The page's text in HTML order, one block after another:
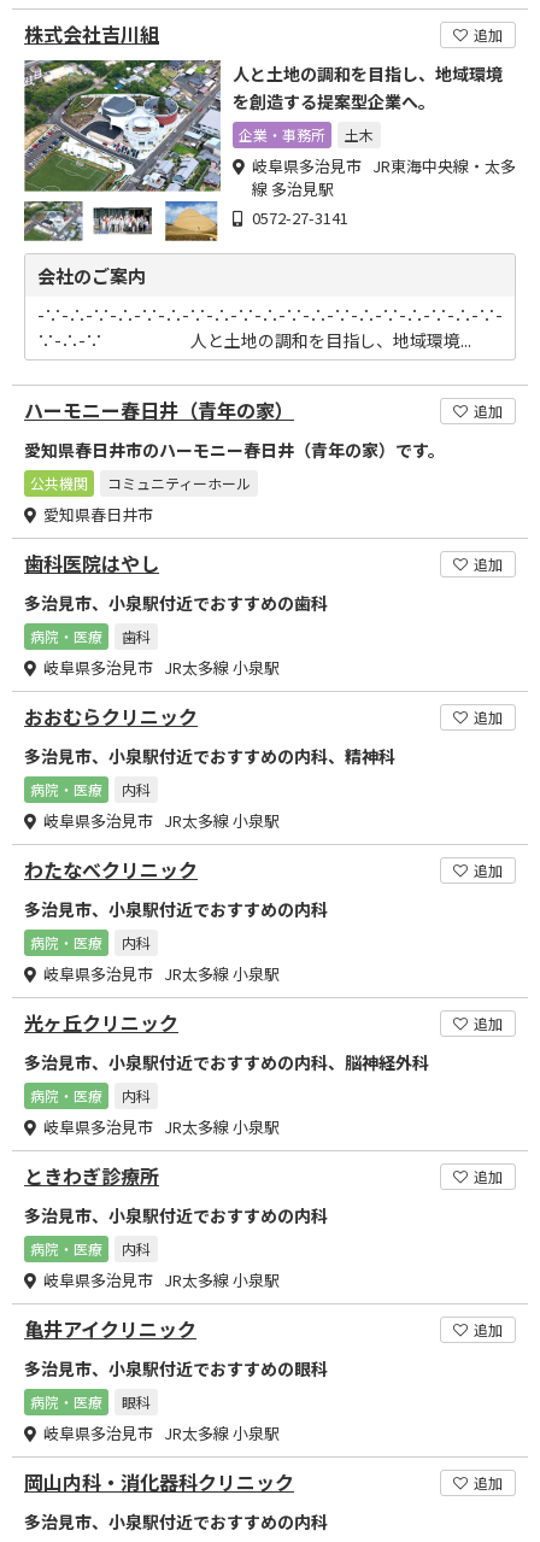
株式会社吉川組 追加
人と土地の調和を目指し、地域環境
を創造する提案型企業へ。
企業・事務所 土木
岐阜県多治見市 JR東海中央線・太多
線 多治見駅
0572-27-3141
会社のご案内
-∵-∴-∵-∴-∵-∴-∵-∴-∵-∴-∵-∴-∵-∴-∵-∴-∵-∴-∵-
∵-∴-∵ 人と土地の調和を目指し、地域環境...
ハーモニー春日井（青年の家） 追加
愛知県春日井市のハーモニー春日井（青年の家）です。
公共機関 コミュニティーホール
愛知県春日井市
歯科医院はやし 追加
多治見市、小泉駅付近でおすすめの歯科
病院・医療 歯科
岐阜県多治見市 JR太多線 小泉駅
おおむらクリニック 追加
多治見市、小泉駅付近でおすすめの内科、精神科
病院・医療 内科
岐阜県多治見市 JR太多線 小泉駅
わたなべクリニック 追加
多治見市、小泉駅付近でおすすめの内科
病院・医療 内科
岐阜県多治見市 JR太多線 小泉駅
光ヶ丘クリニック 追加
多治見市、小泉駅付近でおすすめの内科、脳神経外科
病院・医療 内科
岐阜県多治見市 JR太多線 小泉駅
ときわぎ診療所 追加
多治見市、小泉駅付近でおすすめの内科
病院・医療 内科
岐阜県多治見市 JR太多線 小泉駅
亀井アイクリニック 追加
多治見市、小泉駅付近でおすすめの眼科
病院・医療 眼科
岐阜県多治見市 JR太多線 小泉駅
岡山内科・消化器科クリニック 追加
多治見市、小泉駅付近でおすすめの内科